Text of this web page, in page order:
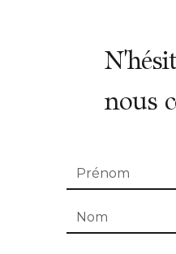
nous